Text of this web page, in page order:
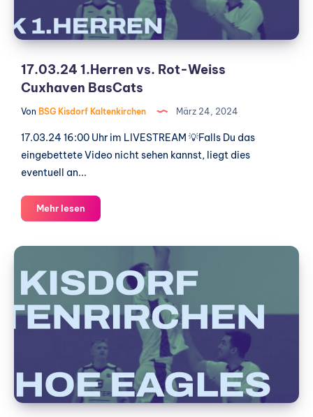
17.03.24 1.Herren vs. Rot-Weiss
Cuxhaven BasCats
Von BSG Kisdorf Kaltenkirchen März 24, 2024
17.03.24 16:00 Uhr im LIVESTREAM 💡Falls Du das
eingebettete Video nicht sehen kannst, liegt dies
eventuell an...
Mehr lesen
1.Herren
Weiss
Cuxhaven
BasCats
01.10.23
1.Herren
Itzehoe
Eagles